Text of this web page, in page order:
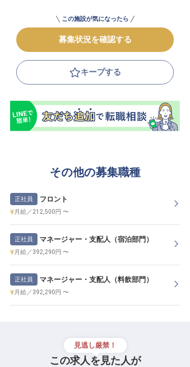
この施設が気になったら
募集状況を確認する
キープする
その他の募集職種
正社員 フロント
月給／212,500円 〜
正社員 マネージャー・支配人（宿泊部門）
月給／392,290円 〜
正社員 マネージャー・支配人（料飲部門）
月給／392,290円 〜
見逃し厳禁！
この求人を見た人が